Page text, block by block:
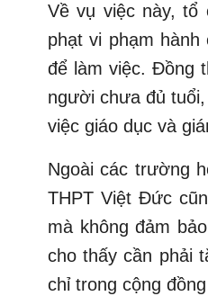
Về vụ việc này, tổ
phạt vi phạm
để làm việc. Đồng
người chưa đủ
việc giáo dục và
Ngoài các trường
THPT Việt Đức
mà không đảm
cho thấy cần phải
chỉ trong cộng